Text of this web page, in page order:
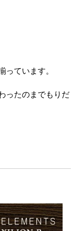
っています。
ったのまでもりだ